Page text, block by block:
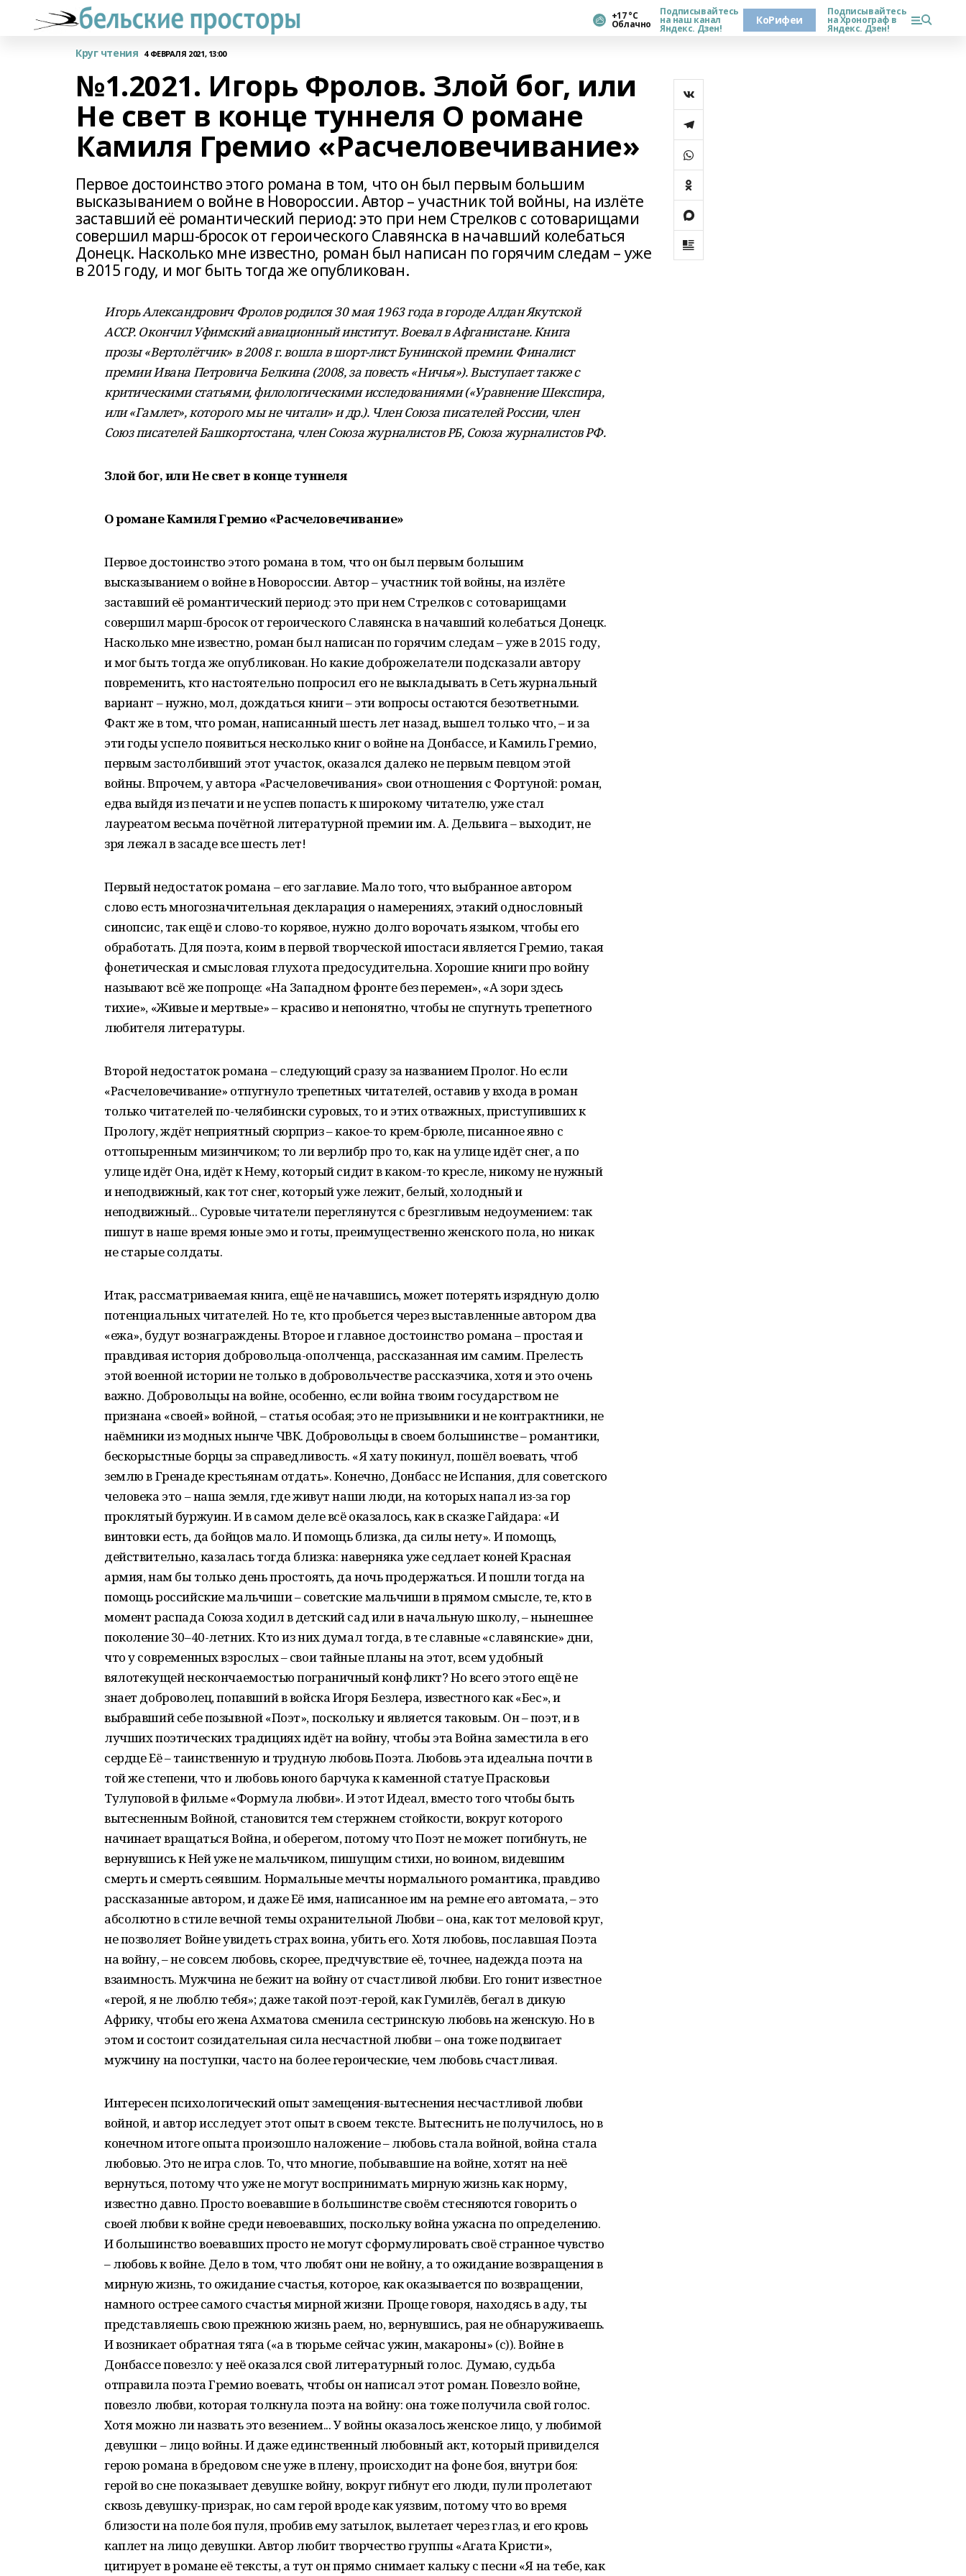
+17 °С
Облачно
Подписывайтесь
на наш канал
Яндекс. Дзен!
КоРифеи
Подписывайтесь
на Хронограф в
Яндекс. Дзен!
Круг чтения 4 ФЕВРАЛЯ 2021, 13:00
№1.2021. Игорь Фролов. Злой бог, или
Не свет в конце туннеля О романе
Камиля Гремио «Расчеловечивание»
Первое достоинство этого романа в том, что он был первым большим
высказыванием о войне в Новороссии. Автор – участник той войны, на излёте
заставший её романтический период: это при нем Стрелков с сотоварищами
совершил марш-бросок от героического Славянска в начавший колебаться
Донецк. Насколько мне известно, роман был написан по горячим следам – уже
в 2015 году, и мог быть тогда же опубликован.
Игорь Александрович Фролов родился 30 мая 1963 года в городе Алдан Якутской
АССР. Окончил Уфимский авиационный институт. Воевал в Афганистане. Книга
прозы «Вертолётчик» в 2008 г. вошла в шорт-лист Бунинской премии. Финалист
премии Ивана Петровича Белкина (2008, за повесть «Ничья»). Выступает также с
критическими статьями, филологическими исследованиями («Уравнение Шекспира,
или «Гамлет», которого мы не читали» и др.). Член Союза писателей России, член
Союз писателей Башкортостана, член Союза журналистов РБ, Союза журналистов РФ.
Злой бог, или Не свет в конце туннеля
О романе Камиля Гремио «Расчеловечивание»
Первое достоинство этого романа в том, что он был первым большим
высказыванием о войне в Новороссии. Автор – участник той войны, на излёте
заставший её романтический период: это при нем Стрелков с сотоварищами
совершил марш-бросок от героического Славянска в начавший колебаться Донецк.
Насколько мне известно, роман был написан по горячим следам – уже в 2015 году,
и мог быть тогда же опубликован. Но какие доброжелатели подсказали автору
повременить, кто настоятельно попросил его не выкладывать в Сеть журнальный
вариант – нужно, мол, дождаться книги – эти вопросы остаются безответными.
Факт же в том, что роман, написанный шесть лет назад, вышел только что, – и за
эти годы успело появиться несколько книг о войне на Донбассе, и Камиль Гремио,
первым застолбивший этот участок, оказался далеко не первым певцом этой
войны. Впрочем, у автора «Расчеловечивания» свои отношения с Фортуной: роман,
едва выйдя из печати и не успев попасть к широкому читателю, уже стал
лауреатом весьма почётной литературной премии им. А. Дельвига – выходит, не
зря лежал в засаде все шесть лет!
Первый недостаток романа – его заглавие. Мало того, что выбранное автором
слово есть многозначительная декларация о намерениях, этакий однословный
синопсис, так ещё и слово-то корявое, нужно долго ворочать языком, чтобы его
обработать. Для поэта, коим в первой творческой ипостаси является Гремио, такая
фонетическая и смысловая глухота предосудительна. Хорошие книги про войну
называют всё же попроще: «На Западном фронте без перемен», «А зори здесь
тихие», «Живые и мертвые» – красиво и непонятно, чтобы не спугнуть трепетного
любителя литературы.
Второй недостаток романа – следующий сразу за названием Пролог. Но если
«Расчеловечивание» отпугнуло трепетных читателей, оставив у входа в роман
только читателей по-челябински суровых, то и этих отважных, приступивших к
Прологу, ждёт неприятный сюрприз – какое-то крем-брюле, писанное явно с
оттопыренным мизинчиком; то ли верлибр про то, как на улице идёт снег, а по
улице идёт Она, идёт к Нему, который сидит в каком-то кресле, никому не нужный
и неподвижный, как тот снег, который уже лежит, белый, холодный и
неподвижный... Суровые читатели переглянутся с брезгливым недоумением: так
пишут в наше время юные эмо и готы, преимущественно женского пола, но никак
не старые солдаты.
Итак, рассматриваемая книга, ещё не начавшись, может потерять изрядную долю
потенциальных читателей. Но те, кто пробьется через выставленные автором два
«ежа», будут вознаграждены. Второе и главное достоинство романа – простая и
правдивая история добровольца-ополченца, рассказанная им самим. Прелесть
этой военной истории не только в добровольчестве рассказчика, хотя и это очень
важно. Добровольцы на войне, особенно, если война твоим государством не
признана «своей» войной, – статья особая; это не призывники и не контрактники, не
наёмники из модных нынче ЧВК. Добровольцы в своем большинстве – романтики,
бескорыстные борцы за справедливость. «Я хату покинул, пошёл воевать, чтоб
землю в Гренаде крестьянам отдать». Конечно, Донбасс не Испания, для советского
человека это – наша земля, где живут наши люди, на которых напал из-за гор
проклятый буржуин. И в самом деле всё оказалось, как в сказке Гайдара: «И
винтовки есть, да бойцов мало. И помощь близка, да силы нету». И помощь,
действительно, казалась тогда близка: наверняка уже седлает коней Красная
армия, нам бы только день простоять, да ночь продержаться. И пошли тогда на
помощь российские мальчиши – советские мальчиши в прямом смысле, те, кто в
момент распада Союза ходил в детский сад или в начальную школу, – нынешнее
поколение 30–40-летних. Кто из них думал тогда, в те славные «славянские» дни,
что у современных взрослых – свои тайные планы на этот, всем удобный
вялотекущей нескончаемостью пограничный конфликт? Но всего этого ещё не
знает доброволец, попавший в войска Игоря Безлера, известного как «Бес», и
выбравший себе позывной «Поэт», поскольку и является таковым. Он – поэт, и в
лучших поэтических традициях идёт на войну, чтобы эта Война заместила в его
сердце Её – таинственную и трудную любовь Поэта. Любовь эта идеальна почти в
той же степени, что и любовь юного барчука к каменной статуе Прасковьи
Тулуповой в фильме «Формула любви». И этот Идеал, вместо того чтобы быть
вытесненным Войной, становится тем стержнем стойкости, вокруг которого
начинает вращаться Война, и оберегом, потому что Поэт не может погибнуть, не
вернувшись к Ней уже не мальчиком, пишущим стихи, но воином, видевшим
смерть и смерть сеявшим. Нормальные мечты нормального романтика, правдиво
рассказанные автором, и даже Её имя, написанное им на ремне его автомата, – это
абсолютно в стиле вечной темы охранительной Любви – она, как тот меловой круг,
не позволяет Войне увидеть страх воина, убить его. Хотя любовь, пославшая Поэта
на войну, – не совсем любовь, скорее, предчувствие её, точнее, надежда поэта на
взаимность. Мужчина не бежит на войну от счастливой любви. Его гонит известное
«герой, я не люблю тебя»; даже такой поэт-герой, как Гумилёв, бегал в дикую
Африку, чтобы его жена Ахматова сменила сестринскую любовь на женскую. Но в
этом и состоит созидательная сила несчастной любви – она тоже подвигает
мужчину на поступки, часто на более героические, чем любовь счастливая.
Интересен психологический опыт замещения-вытеснения несчастливой любви
войной, и автор исследует этот опыт в своем тексте. Вытеснить не получилось, но в
конечном итоге опыта произошло наложение – любовь стала войной, война стала
любовью. Это не игра слов. То, что многие, побывавшие на войне, хотят на неё
вернуться, потому что уже не могут воспринимать мирную жизнь как норму,
известно давно. Просто воевавшие в большинстве своём стесняются говорить о
своей любви к войне среди невоевавших, поскольку война ужасна по определению.
И большинство воевавших просто не могут сформулировать своё странное чувство
– любовь к войне. Дело в том, что любят они не войну, а то ожидание возвращения в
мирную жизнь, то ожидание счастья, которое, как оказывается по возвращении,
намного острее самого счастья мирной жизни. Проще говоря, находясь в аду, ты
представляешь свою прежнюю жизнь раем, но, вернувшись, рая не обнаруживаешь.
И возникает обратная тяга («а в тюрьме сейчас ужин, макароны» (с)). Войне в
Донбассе повезло: у неё оказался свой литературный голос. Думаю, судьба
отправила поэта Гремио воевать, чтобы он написал этот роман. Повезло войне,
повезло любви, которая толкнула поэта на войну: она тоже получила свой голос.
Хотя можно ли назвать это везением... У войны оказалось женское лицо, у любимой
девушки – лицо войны. И даже единственный любовный акт, который привиделся
герою романа в бредовом сне уже в плену, происходит на фоне боя, внутри боя:
герой во сне показывает девушке войну, вокруг гибнут его люди, пули пролетают
сквозь девушку-призрак, но сам герой вроде как уязвим, потому что во время
близости на поле боя пуля, пробив ему затылок, вылетает через глаз, и его кровь
каплет на лицо девушки. Автор любит творчество группы «Агата Кристи»,
цитирует в романе её тексты, а тут он прямо снимает кальку с песни «Я на тебе, как